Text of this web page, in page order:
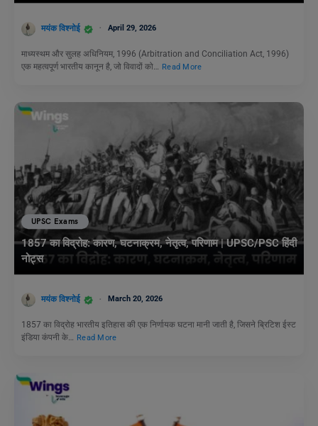
मयंक विश्नोई April 29, 2026
माध्यस्थम और सुलह अधिनियम, 1996 (Arbitration and Conciliation Act, 1996)
एक महत्वपूर्ण भारतीय कानून है, जो विवादों को…
Read More
UPSC Exams
1857 का विद्रोह: कारण, घटनाक्रम, नेतृत्व, परिणाम | UPSC/PSC हिंदी
नोट्स
मयंक विश्नोई March 20, 2026
1857 का विद्रोह भारतीय इतिहास की एक निर्णायक घटना मानी जाती है, जिसने ब्रिटिश ईस्ट
इंडिया कंपनी के… Read More